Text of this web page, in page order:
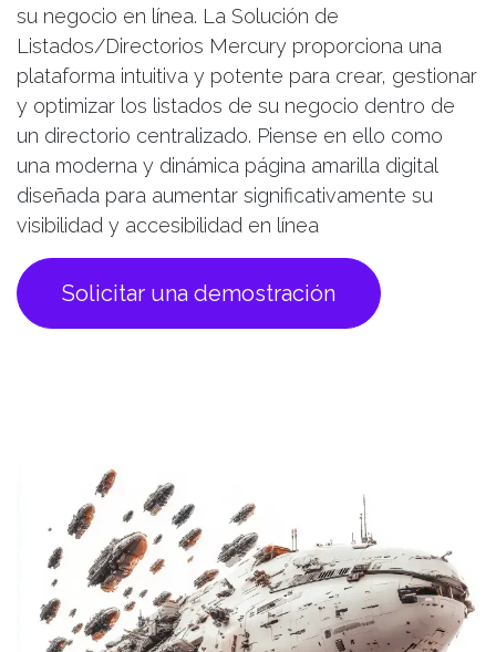
su negocio en línea. La Solución de
Listados/Directorios Mercury proporciona una
plataforma intuitiva y potente para crear, gestionar
y optimizar los listados de su negocio dentro de
un directorio centralizado. Piense en ello como
una moderna y dinámica página amarilla digital
diseñada para aumentar significativamente su
visibilidad y accesibilidad en línea
Solicitar una demostración